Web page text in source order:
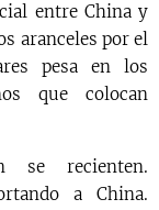
entre China y
aranceles por el
pesa en los
que colocan
se recienten.
a China.